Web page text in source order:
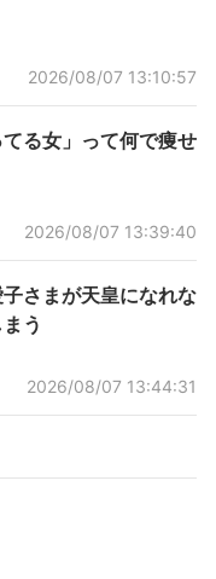
2026/08/07 13:10:57
る女」って何で痩せ
2026/08/07 13:39:40
さまが天皇になれな
う
2026/08/07 13:44:31